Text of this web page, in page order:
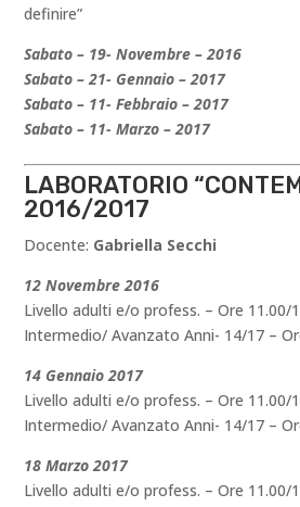
definire”
Sabato – 19- Novembre – 2016
Sabato – 21- Gennaio – 2017
Sabato – 11- Febbraio – 2017
Sabato – 11- Marzo – 2017
LABORATORIO
2016/2017
Docente: Gabriella Secchi
12 Novembre 2016
Livello adulti e/o profess. – Ore 11.00/
Intermedio/ Avanzato Anni- 14/17 –
14 Gennaio 2017
Livello adulti e/o profess. – Ore 11.00/
Intermedio/ Avanzato Anni- 14/17 –
18 Marzo 2017
Livello adulti e/o profess. – Ore 11.00/